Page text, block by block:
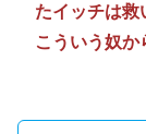
たイッチは救
こういう奴か